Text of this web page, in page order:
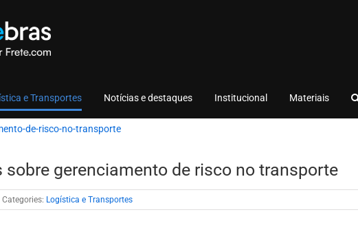
e Transportes Notícias e destaques Institucional Materiais
sobre gerenciamento de risco no transporte
Categories: Logística e Transportes